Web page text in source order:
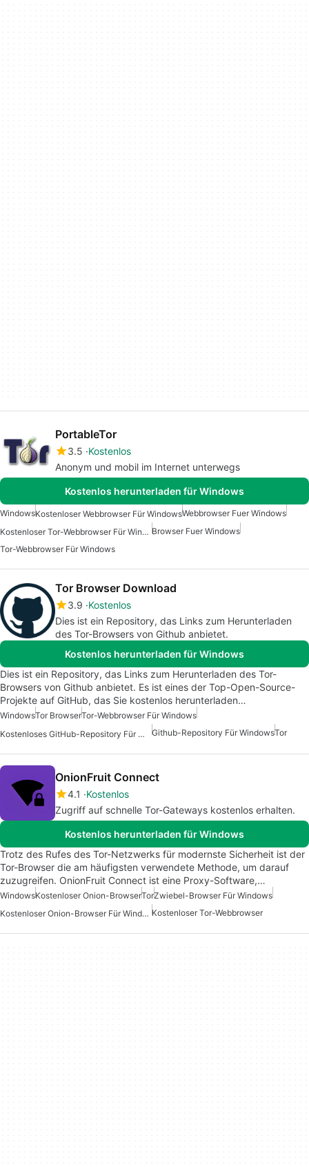
PortableTor
3.5 Kostenlos
Anonym und mobil im Internet unterwegs
Kostenlos herunterladen für Windows
WindowsKostenloser Webbrowser Für WindowsWebbrowser Fuer Windows
Kostenloser Tor-Webbrowser Für Windows Browser Fuer Windows
Tor-Webbrowser Für Windows
Tor Browser Download
3.9 Kostenlos
Dies ist ein Repository, das Links zum Herunterladen
des Tor-Browsers von Github anbietet.
Kostenlos herunterladen für Windows
Dies ist ein Repository, das Links zum Herunterladen des Tor-
Browsers von Github anbietet. Es ist eines der Top-Open-Source-
Projekte auf GitHub, das Sie kostenlos herunterladen…
WindowsTor BrowserTor-Webbrowser Für Windows
Kostenloses GitHub-Repository Für Windows
Github-Repository Für WindowsTor
OnionFruit Connect
4.1
Kostenlos
Zugriff auf schnelle Tor-Gateways kostenlos erhalten.
Kostenlos herunterladen für Windows
Trotz des Rufes des Tor-Netzwerks für modernste Sicherheit ist der
Tor-Browser die am häufigsten verwendete Methode, um darauf
zuzugreifen. OnionFruit Connect ist eine Proxy-Software,…
WindowsKostenloser Onion-BrowserTorZwiebel-Browser Für Windows
Kostenloser Onion-Browser Für Windows Kostenloser Tor-Webbrowser